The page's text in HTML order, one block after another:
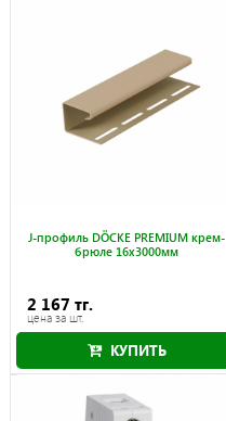
J-профиль DÖCKE PREMIUM крем-
брюле 16x3000мм
2 167 тг.
цена за шт.
КУПИТЬ